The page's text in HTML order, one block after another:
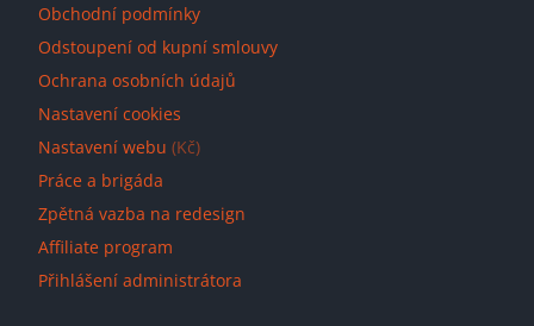
Obchodní podmínky
Odstoupení od kupní smlouvy
Ochrana osobních údajů
Nastavení cookies
Nastavení webu (Kč)
Práce a brigáda
Zpětná vazba na redesign
Affiliate program
Přihlášení administrátora